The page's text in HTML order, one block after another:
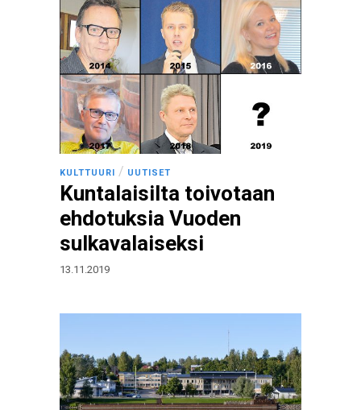
KULTTUURI / UUTISET
Kuntalaisilta toivotaan
ehdotuksia Vuoden
sulkavalaiseksi
13.11.2019